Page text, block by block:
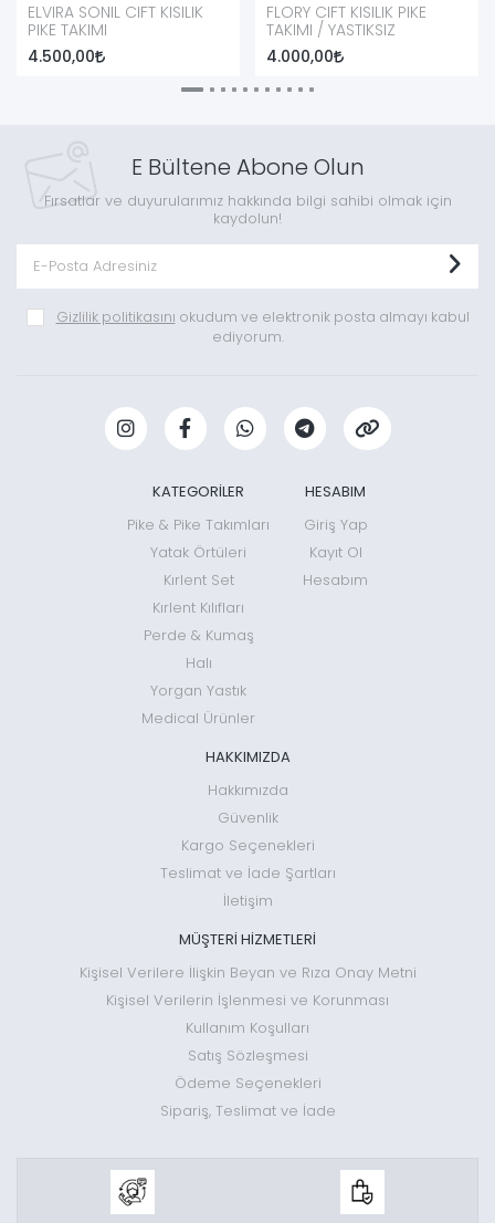
ELVIRA SONIL CIFT KISILIK
PIKE TAKIMI
4.500,00
FLORY CIFT KISILIK PIKE
TAKIMI / YASTIKSIZ
4.000,00
E Bültene Abone Olun
Fırsatlar ve duyurularımız hakkında bilgi sahibi olmak için
kaydolun!
Gizlilik politikasını okudum ve elektronik posta almayı kabul
ediyorum.
KATEGORİLER
Pike & Pike Takımları
Yatak Örtüleri
Kırlent Set
Kırlent Kılıfları
Perde & Kumaş
Halı
Yorgan Yastık
Medical Ürünler
HESABIM
Giriş Yap
Kayıt Ol
Hesabım
HAKKIMIZDA
Hakkımızda
Güvenlik
Kargo Seçenekleri
Teslimat ve İade Şartları
İletişim
MÜŞTERİ HİZMETLERİ
Kişisel Verilere İlişkin Beyan ve Rıza Onay Metni
Kişisel Verilerin İşlenmesi ve Korunması
Kullanım Koşulları
Satış Sözleşmesi
Ödeme Seçenekleri
Sipariş, Teslimat ve İade